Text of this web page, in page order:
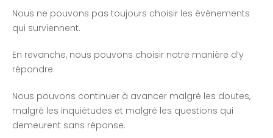
Nous ne pouvons pas toujours choisir les événements
qui surviennent.
En revanche, nous pouvons choisir notre manière d’y
répondre.
Nous pouvons continuer à avancer malgré les doutes,
malgré les inquiétudes et malgré les questions qui
demeurent sans réponse.